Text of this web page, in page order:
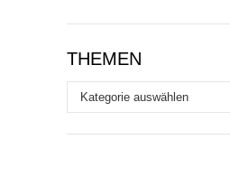
THEMEN
Themen